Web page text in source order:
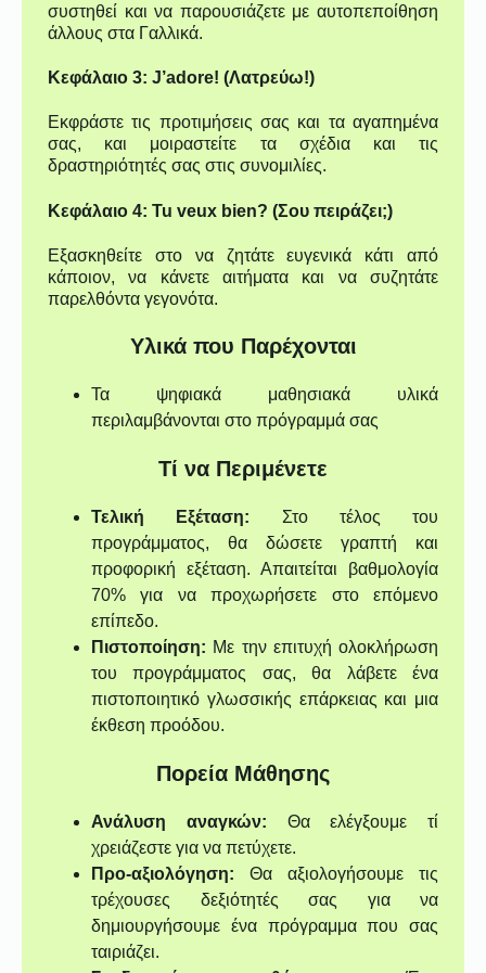
συστηθεί και να παρουσιάζετε με αυτοπεποίθηση
άλλους στα Γαλλικά.
Κεφάλαιο 3: J’adore! (Λατρεύω!)
Εκφράστε τις προτιμήσεις σας και τα αγαπημένα
σας, και μοιραστείτε τα σχέδια και τις
δραστηριότητές σας στις συνομιλίες.
Κεφάλαιο 4: Tu veux bien? (Σου πειράζει;)
Εξασκηθείτε στο να ζητάτε ευγενικά κάτι από
κάποιον, να κάνετε αιτήματα και να συζητάτε
παρελθόντα γεγονότα.
Υλικά που Παρέχονται
Τα ψηφιακά μαθησιακά υλικά
περιλαμβάνονται στο πρόγραμμά σας
Τί να Περιμένετε
Τελική Εξέταση: Στο τέλος του
προγράμματος, θα δώσετε γραπτή και
προφορική εξέταση. Απαιτείται βαθμολογία
70% για να προχωρήσετε στο επόμενο
επίπεδο.
Πιστοποίηση: Με την επιτυχή ολοκλήρωση
του προγράμματος σας, θα λάβετε ένα
πιστοποιητικό γλωσσικής επάρκειας και μια
έκθεση προόδου.
Πορεία Μάθησης
Ανάλυση αναγκών: Θα ελέγξουμε τί
χρειάζεστε για να πετύχετε.
Προ-αξιολόγηση: Θα αξιολογήσουμε τις
τρέχουσες δεξιότητές σας για να
δημιουργήσουμε ένα πρόγραμμα που σας
ταιριάζει.